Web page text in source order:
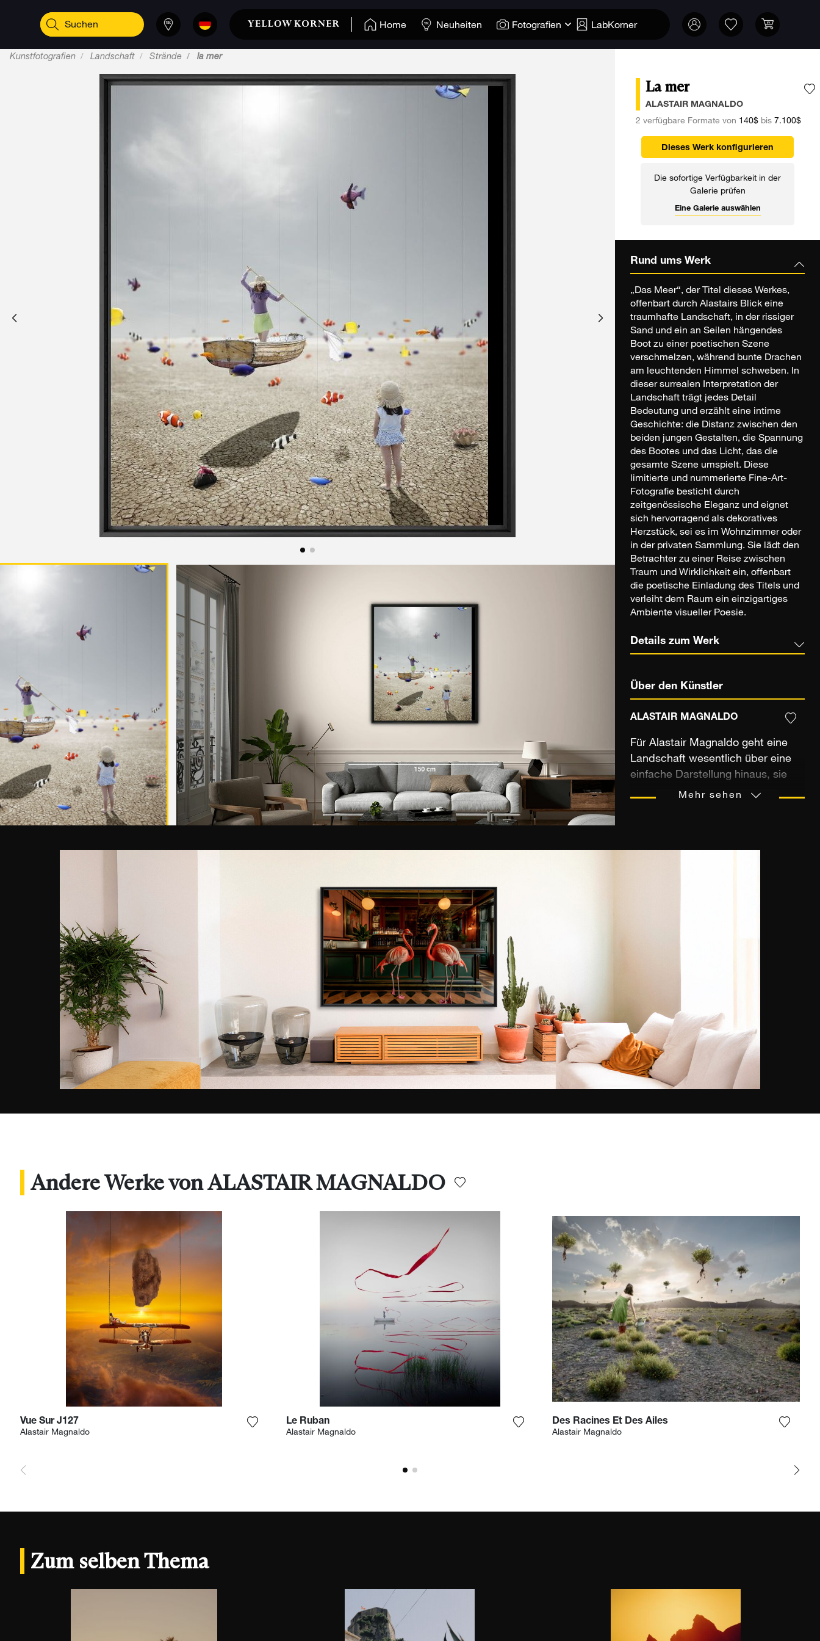
Home Neuheiten Fotografien LabKorner
Kunstfotografien Landschaft Strände la mer
La mer
ALASTAIR MAGNALDO
2 verfügbare Formate von 140$bis 7.100$
Dieses Werk konfigurieren
Die sofortige Verfügbarkeit in der
Galerie prüfen
Eine Galerie auswählen
Rund ums Werk
„Das Meer“, der Titel dieses Werkes,
offenbart durch Alastairs Blick eine
traumhafte Landschaft, in der rissiger
Sand und ein an Seilen hängendes
Boot zu einer poetischen Szene
verschmelzen, während bunte Drachen
am leuchtenden Himmel schweben. In
dieser surrealen Interpretation der
Landschaft trägt jedes Detail
Bedeutung und erzählt eine intime
Geschichte: die Distanz zwischen den
beiden jungen Gestalten, die Spannung
des Bootes und das Licht, das die
gesamte Szene umspielt. Diese
limitierte und nummerierte Fine-Art-
Fotografie besticht durch
zeitgenössische Eleganz und eignet
sich hervorragend als dekoratives
Herzstück, sei es im Wohnzimmer oder
in der privaten Sammlung. Sie lädt den
Betrachter zu einer Reise zwischen
Traum und Wirklichkeit ein, offenbart
die poetische Einladung des Titels und
verleiht dem Raum ein einzigartiges
Ambiente visueller Poesie.
Details zum Werk
Über den Künstler
ALASTAIR MAGNALDO
Für Alastair Magnaldo geht eine
Landschaft wesentlich über eine
einfache Darstellung hinaus, sie
stellt für ihn vielmehr eine
Mehr sehen
Andere Werke von ALASTAIR MAGNALDO
Vue Sur J127
Alastair Magnaldo Fügen Sie das Foto meiner Wunschliste hinzu
Le Ruban
Alastair Magnaldo Fügen Sie das Foto meiner Wunschliste hinzu
Des Racines Et Des Ailes
Alastair Magnaldo
Zum selben Thema